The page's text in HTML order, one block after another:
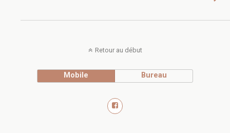
Retour au début
Mobile Bureau